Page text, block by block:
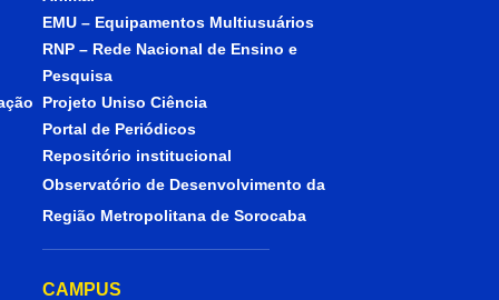
EMU – Equipamentos Multiusuários
RNP – Rede Nacional de Ensino e
Pesquisa
Projeto Uniso Ciência
Portal de Periódicos
Repositório institucional
Observatório de Desenvolvimento da
Região Metropolitana de Sorocaba
CAMPUS